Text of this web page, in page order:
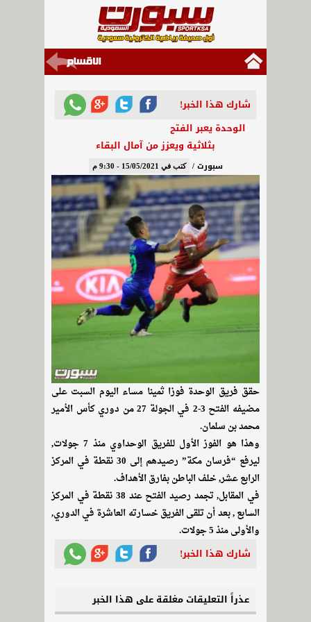
شارك هذا الخبر!
الوحدة يعبر الفتح
بثلاثية ويعزز من آمال البقاء
سبورت / كتب في 15/05/2021 - 9:30 م
حقق فريق الوحدة فوزا ثمينا مساء اليوم السبت على
مضيفه الفتح 3-2 في الجولة 27 من دوري كأس الأمير
محمد بن سلمان.
وهذا هو الفوز الأول للفريق الوحداوي منذ 7 جولات,
ليرفع “فرسان مكة” رصيدهم إلى 30 نقطة في المركز
الرابع عشر, خلف الباطن بفارق الأهداف.
في المقابل, تجمد رصيد الفتح عند 38 نقطة في المركز
السابع , بعد أن تلقى الفريق خسارته العاشرة في الدوري,
والأولى منذ 5 جولات.
شارك هذا الخبر!
عذراً التعليقات مغلقة على هذا الخبر